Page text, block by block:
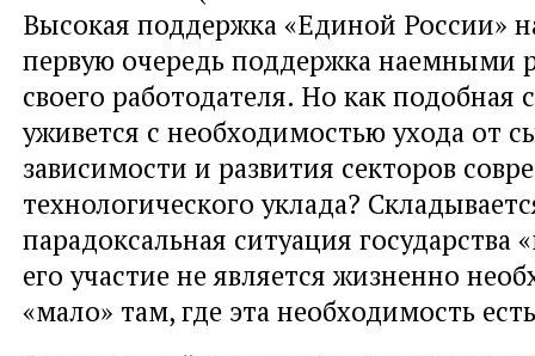
Высокая поддержка «Единой России»
первую очередь поддержка наемными
своего работодателя. Но как подобная
уживется с необходимостью ухода от
зависимости и развития секторов
технологического уклада?
парадоксальная ситуация государства
его участие не является жизненно
«мало» там, где эта необходимость